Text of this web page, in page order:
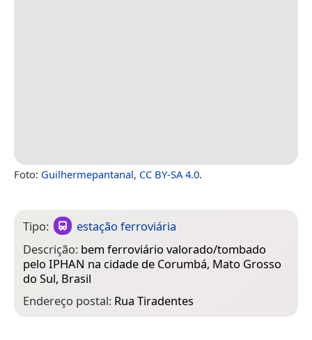
Foto: Guilhermepantanal, CC BY-SA 4.0.
Tipo:
estação ferroviária
Descrição: bem ferroviário valorado/tombado
pelo IPHAN na cidade de Corumbá, Mato Grosso
do Sul, Brasil
Endereço postal: Rua Tiradentes